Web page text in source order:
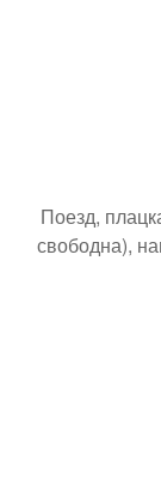
Поезд,
свободна),